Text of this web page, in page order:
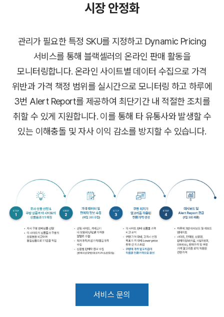
시장 안정화
관리가 필요한 특정 SKU를 지정하고 Dynamic Pricing
서비스를 통해 블랙셀러의 온라인 판매 활동을
모니터링합니다. 온라인 사이트별 데이터 수집으로 가격
위반과 가격 책정 범위를 실시간으로 모니터링 하고 하루에
3번 Alert Report를 제공하여 최단기간 내 적절한 조치를
취할 수 있게 지원합니다. 이를 통해 타 유통사와 발생할 수
있는 이해충돌 및 자사 이익 감소를 방지할 수 있습니다.
서비스 문의